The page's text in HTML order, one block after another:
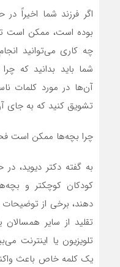
اگر فرزند شما اخیراً
بوده است، ممکن است
چه کاری می‌توانید
شما باید بدانید که
آن‌ها در مورد کلمات
تشویق کنید که به جای
چرا بچه‌ها ممکن است
به گفته دکتر دیوید،
کودکان کوچکتر و
دهند، برخی از توضیحات
تقلید از سایر همسالان
تلویزیون یا اینترنت
یک کلمه خاص باعث